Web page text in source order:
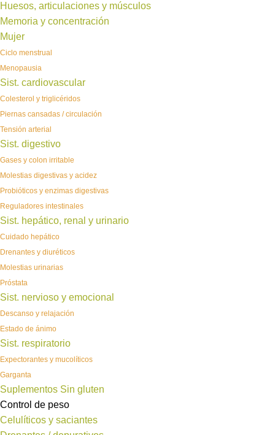
Huesos, articulaciones y músculos
Memoria y concentración
Mujer
Ciclo menstrual
Menopausia
Sist. cardiovascular
Colesterol y triglicéridos
Piernas cansadas / circulación
Tensión arterial
Sist. digestivo
Gases y colon irritable
Molestias digestivas y acidez
Probióticos y enzimas digestivas
Reguladores intestinales
Sist. hepático, renal y urinario
Cuidado hepático
Drenantes y diuréticos
Molestias urinarias
Próstata
Sist. nervioso y emocional
Descanso y relajación
Estado de ánimo
Sist. respiratorio
Expectorantes y mucolíticos
Garganta
Suplementos Sin gluten
Control de peso
Celulíticos y saciantes